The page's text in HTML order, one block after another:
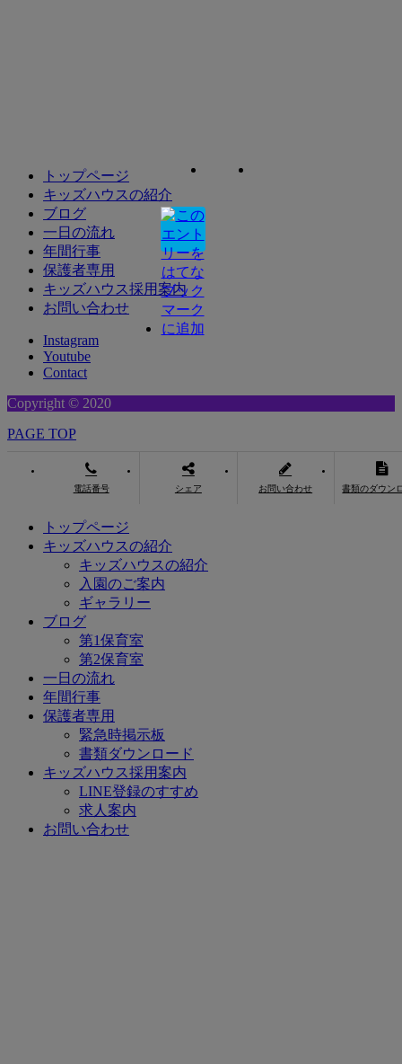
トップページ
キッズハウスの紹介
ブログ
一日の流れ
年間行事
保護者専用
キッズハウス採用案内
お問い合わせ
Instagram
Youtube
Contact
Copyright © 2020
PAGE TOP
電話番号 シェア お問い合わせ 書類のダウン
トップページ
キッズハウスの紹介
キッズハウスの紹介
入園のご案内
ギャラリー
ブログ
第1保育室
第2保育室
一日の流れ
年間行事
保護者専用
緊急時掲示板
書類ダウンロード
キッズハウス採用案内
LINE登録のすすめ
求人案内
お問い合わせ